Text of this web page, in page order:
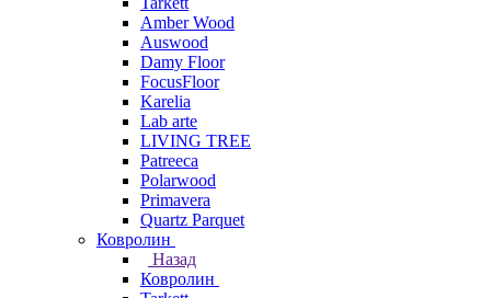
Amber Wood
Auswood
Damy Floor
FocusFloor
Karelia
Lab arte
LIVING TREE
Patreeca
Polarwood
Primavera
Quartz Parquet
Ковролин
Назад
Ковролин